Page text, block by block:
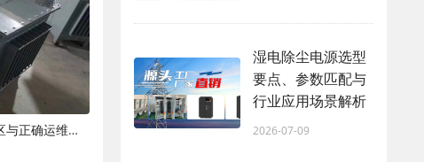
静电除尘电源使用十大常见误区与正确运维规范
湿电除尘电源选型
要点、参数匹配与
行业应用场景解析
2026-07-09